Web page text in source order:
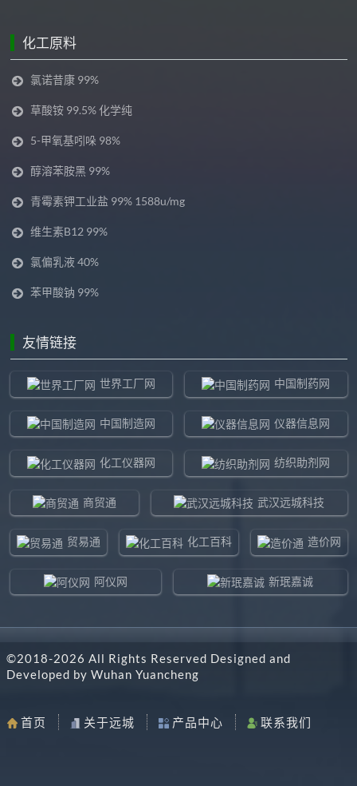
化工原料
氯诺昔康 99%
草酸铵 99.5% 化学纯
5-甲氧基吲哚 98%
醇溶苯胺黑 99%
青霉素钾工业盐 99% 1588u/mg
维生素B12 99%
氯偏乳液 40%
苯甲酸钠 99%
友情链接
世界工厂网 中国制药网
中国制造网 仪器信息网
化工仪器网 纺织助剂网
商贸通 武汉远城科技
贸易通 化工百科 造价网
阿仪网 新珉嘉诚
东北制造网 药智通
©2018-2026 All Rights Reserved Designed and
Developed by Wuhan Yuancheng
首页 关于远城 产品中心 联系我们